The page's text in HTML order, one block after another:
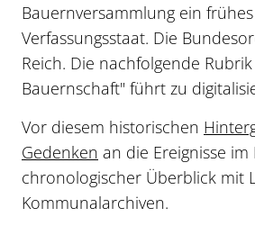
Bauernversammlung ein
Verfassungsstaat. Die
Reich. Die nachfolgende
Bauernschaft" führt zu
Vor diesem historischen
Gedenken an die Ereignisse
chronologischer Überblick mit
Kommunalarchiven.